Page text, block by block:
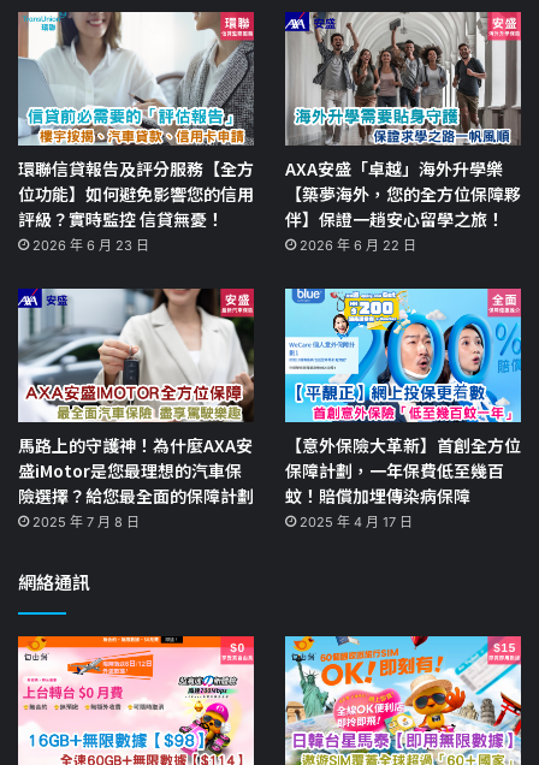
環聯信貸報告及評分服務【全方
位功能】如何避免影響您的信用
評級？實時監控 信貸無憂！
2026 年 6 月 23 日
AXA安盛「卓越」海外升學樂
【築夢海外，您的全方位保障夥
伴】保證一趟安心留學之旅！
2026 年 6 月 22 日
馬路上的守護神！為什麼AXA安
盛iMotor是您最理想的汽車保
險選擇？給您最全面的保障計劃
2025 年 7 月 8 日
【意外保險大革新】首創全方位
保障計劃，一年保費低至幾百
蚊！賠償加埋傳染病保障
2025 年 4 月 17 日
網絡通訊